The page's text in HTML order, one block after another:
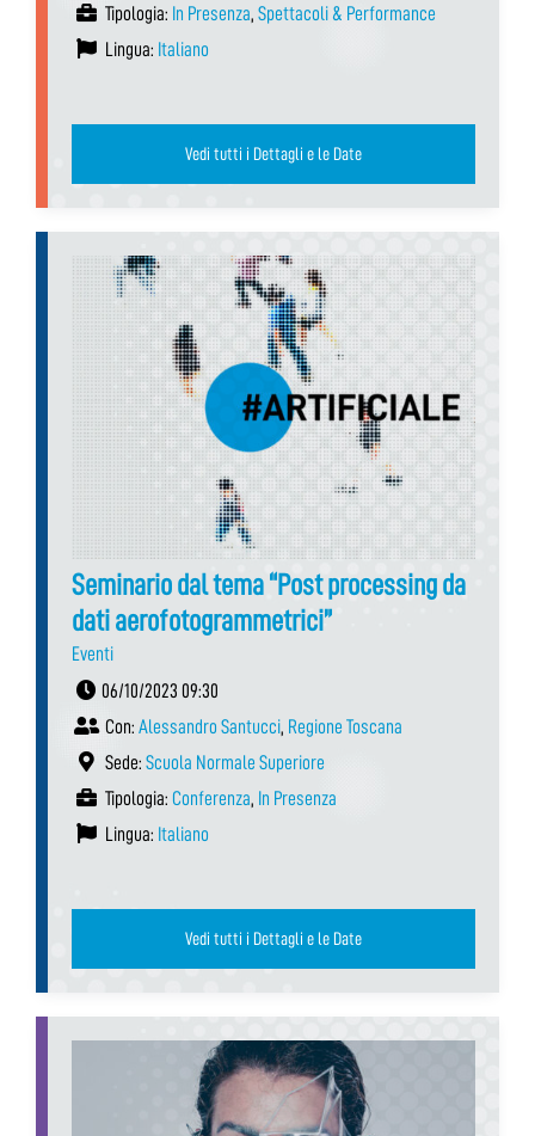
Tipologia: In Presenza, Spettacoli & Performance
Lingua: Italiano
Vedi tutti i Dettagli e le Date
Seminario dal tema “Post processing da
dati aerofotogrammetrici”
Eventi
06/10/2023 09:30
Con: Alessandro Santucci, Regione Toscana
Sede: Scuola Normale Superiore
Tipologia: Conferenza, In Presenza
Lingua: Italiano
Vedi tutti i Dettagli e le Date